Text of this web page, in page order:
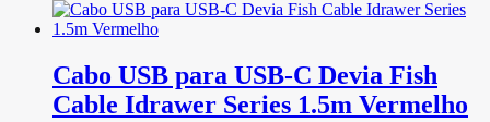
Cabo USB para USB-C Devia Fish
Cable Idrawer Series 1.5m Vermelho